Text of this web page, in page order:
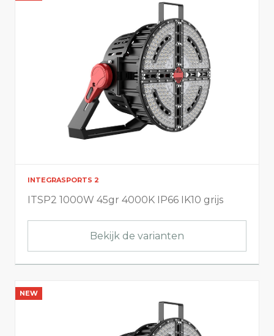
INTEGRASPORTS 2
ITSP2 1000W 45gr 4000K IP66 IK10 grijs
Bekijk de varianten
NEW